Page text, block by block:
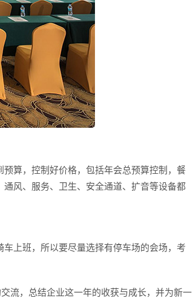
算，控制好价格，包括年会总预算控制，餐
风、服务、卫生、安全通道、扩音等设备都
上班，所以要尽量选择有停车场的会场，考
流，总结企业这一年的收获与成长，并为新一